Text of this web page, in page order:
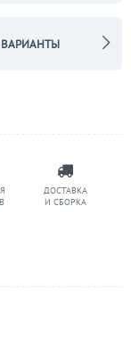
ДОСТАВКА
И СБОРКА
ВАРИАНТЫ